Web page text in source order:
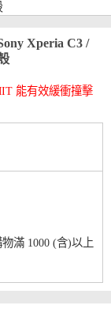
Xperia C3 /
能有效緩衝撞擊
滿 1000 (含)以上
行、華泰銀行、
山銀行、凱基銀
泰銀行、中國信
行、華南銀行、
行、華泰銀行、
邦銀行、遠東商
山銀行、凱基銀
泰銀行、中國信
行、華南銀行、
行、國泰世華、
行、華泰銀行、
邦銀行、遠東商
山銀行、凱基銀